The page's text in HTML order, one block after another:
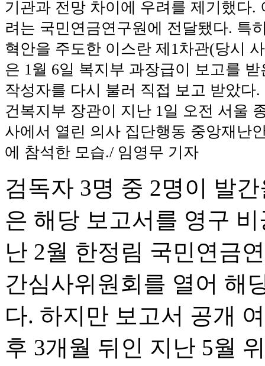
기관과 전망 차이에 우려를 제기했다.
려는 국민연금연구원에 전달됐다. 특
혁안을 주도한 이스란 제1차관(당시
은 1월 6일 복지부 과장급이 보고를
작성자를 다시 불러 직접 보고 받았다
건복지부 장관이 지난 1일 오전 서울
사에서 열린 의사 집단행동 중앙재난
에 참석한 모습./ 임영무 기자
검독자 3명 중 2명이 발
은 해당 보고서를 영구
난 2월 한정림 국민연금
간심사위원회를 열어 해
다. 하지만 보고서 공개
후 3개월 뒤인 지난 5월